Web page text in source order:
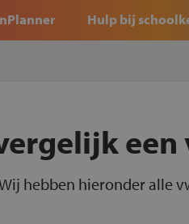
Hulp bij
een
hebben hieronder alle